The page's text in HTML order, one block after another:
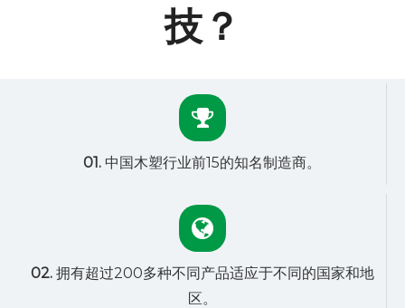
技？
01. 中国木塑行业前15的知名制造商。
02.拥有超过200多种不同产品适应于不同的国家和地
区。